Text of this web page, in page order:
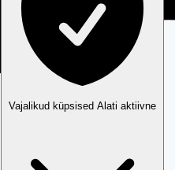
Vajalikud küpsised